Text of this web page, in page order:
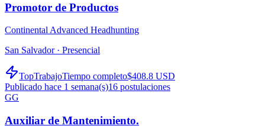
Promotor de Productos
Continental Advanced Headhunting
San Salvador · Presencial
TopTrabajoTiempo completo$408.8 USD
Publicado hace 1 semana(s)16 postulaciones
GG
Auxiliar de Mantenimiento.